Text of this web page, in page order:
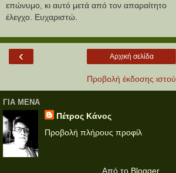
επώνυμο, κι αυτό μετά από τον απαραίτητο
έλεγχο. Ευχαριστώ.
‹ Αρχική σελίδα
Προβολή έκδοσης ιστού
ΓΙΑ ΜΕΝΑ
Πέτρος Κάνος
Προβολή πλήρους προφίλ
Από το Blogger.